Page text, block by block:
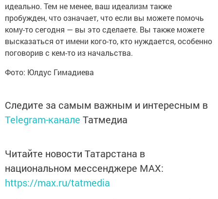
идеально. Тем не менее, ваш идеализм также
пробужден, что означает, что если вы можете помочь
кому-то сегодня — вы это сделаете. Вы также можете
высказаться от имени кого-то, кто нуждается, особенно
поговорив с кем-то из начальства.
Фото: Юлдус Гимадиева
Следите за самым важным и интересным в
Telegram-канале Татмедиа
Читайте новости Татарстана в
национальном мессенджере MАХ:
https://max.ru/tatmedia